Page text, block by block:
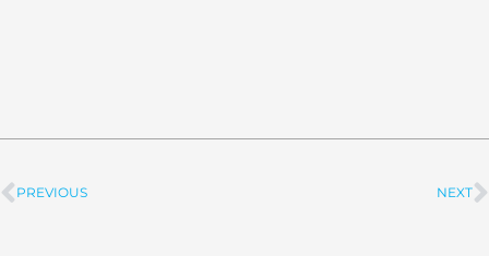
Prev
PREVIOUS NEXT